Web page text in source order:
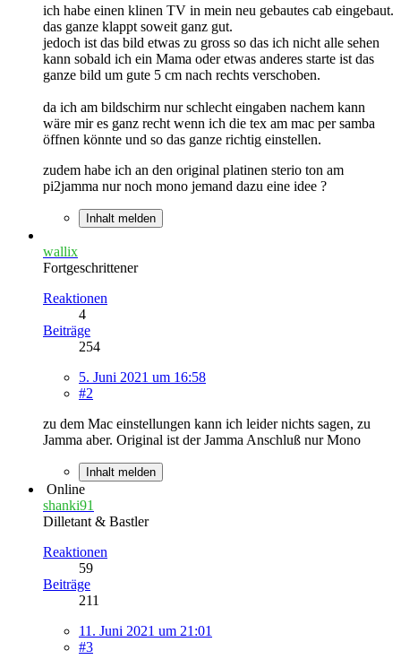
ich habe einen klinen TV in mein neu gebautes cab eingebaut.
das ganze klappt soweit ganz gut.
jedoch ist das bild etwas zu gross so das ich nicht alle sehen
kann sobald ich ein Mama oder etwas anderes starte ist das
ganze bild um gute 5 cm nach rechts verschoben.
da ich am bildschirm nur schlecht eingaben nachem kann
wäre mir es ganz recht wenn ich die tex am mac per samba
öffnen könnte und so das ganze richtig einstellen.
zudem habe ich an den original platinen sterio ton am
pi2jamma nur noch mono jemand dazu eine idee ?
Inhalt melden
wallix
Fortgeschrittener
Reaktionen
4
Beiträge
254
5. Juni 2021 um 16:58
#2
zu dem Mac einstellungen kann ich leider nichts sagen, zu
Jamma aber. Original ist der Jamma Anschluß nur Mono
Inhalt melden
Online
shanki91
Dilletant & Bastler
Reaktionen
59
Beiträge
211
11. Juni 2021 um 21:01
#3